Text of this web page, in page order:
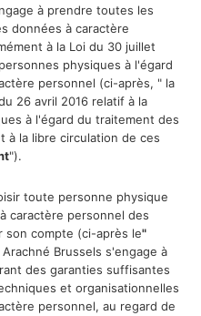
à prendre toutes les
données à caractère
à la Loi du 30 juillet
physiques à l'égard
personnel (ci-après, " la
26 avril 2016 relatif à la
à l'égard du traitement des
à la libre circulation de ces
").
toute personne physique
caractère personnel des
son compte (ci-après le"
Brussels s'engage à
des garanties suffisantes
et organisationnelles
personnel, au regard de